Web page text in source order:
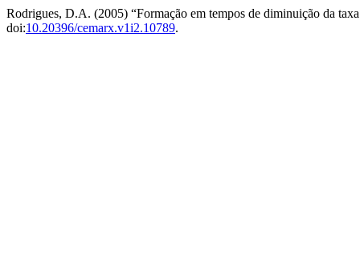
Rodrigues, D.A. (2005) “Formação em tempos de diminuição da
doi:10.20396/cemarx.v1i2.10789.